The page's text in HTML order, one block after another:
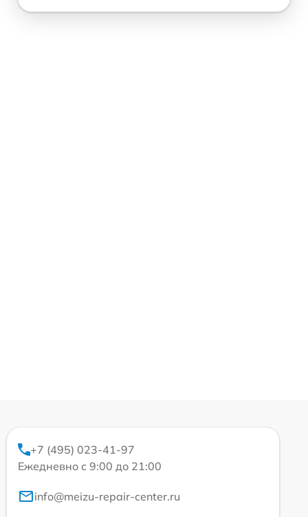
+7 (495) 023-41-97
Ежедневно с 9:00 до 21:00
info@meizu-repair-center.ru